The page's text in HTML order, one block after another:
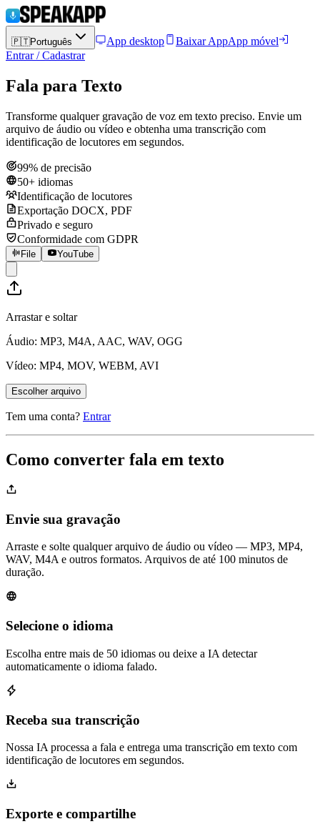
🇵🇹Português App desktop Baixar AppApp móvel
Entrar / Cadastrar
Fala para Texto
Transforme qualquer gravação de voz em texto preciso. Envie um
arquivo de áudio ou vídeo e obtenha uma transcrição com
identificação de locutores em segundos.
99% de precisão
50+ idiomas
Identificação de locutores
Exportação DOCX, PDF
Privado e seguro
Conformidade com GDPR
File YouTube
Arrastar e soltar
Áudio: MP3, M4A, AAC, WAV, OGG
Vídeo: MP4, MOV, WEBM, AVI
Escolher arquivo
Tem uma conta? Entrar
Como converter fala em texto
Envie sua gravação
Arraste e solte qualquer arquivo de áudio ou vídeo — MP3, MP4,
WAV, M4A e outros formatos. Arquivos de até 100 minutos de
duração.
Selecione o idioma
Escolha entre mais de 50 idiomas ou deixe a IA detectar
automaticamente o idioma falado.
Receba sua transcrição
Nossa IA processa a fala e entrega uma transcrição em texto com
identificação de locutores em segundos.
Exporte e compartilhe